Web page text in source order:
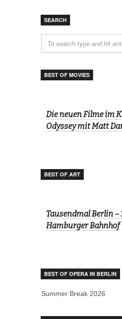
SEARCH
BEST OF MOVIES
Die neuen Filme im
Odyssey mit Matt
BEST OF ART
Tausendmal Berlin –
Hamburger Bahnhof
BEST OF OPERA IN BERLIN
Summer Break 2026